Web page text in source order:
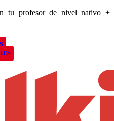
tu profesor de nivel nativo +